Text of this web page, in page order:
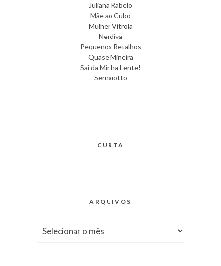
Juliana Rabelo
Mãe ao Cubo
Mulher Vitrola
Nerdiva
Pequenos Retalhos
Quase Mineira
Sai da Minha Lente!
Sernaiotto
CURTA
ARQUIVOS
Arquivos